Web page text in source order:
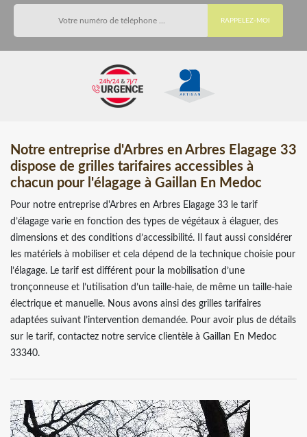
Notre entreprise d'Arbres en Arbres Elagage 33
dispose de grilles tarifaires accessibles à
chacun pour l'élagage à Gaillan En Medoc
Pour notre entreprise d'Arbres en Arbres Elagage 33 le tarif
d’élagage varie en fonction des types de végétaux à élaguer, des
dimensions et des conditions d’accessibilité. Il faut aussi considérer
les matériels à mobiliser et cela dépend de la technique choisie pour
l’élagage. Le tarif est différent pour la mobilisation d’une
tronçonneuse et l’utilisation d’un taille-haie, de même un taille-haie
électrique et manuelle. Nous avons ainsi des grilles tarifaires
adaptées suivant l’intervention demandée. Pour avoir plus de détails
sur le tarif, contactez notre service clientèle à Gaillan En Medoc
33340.